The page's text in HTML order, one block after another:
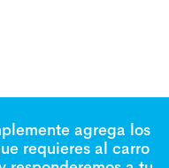
agrega los
requieres al carro